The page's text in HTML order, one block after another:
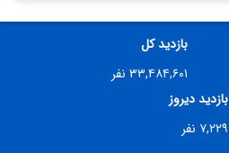
بازدید کل
۳۳,۴۸۴,۶۰۱ نفر
بازدید دیروز
۷,۲۲۹ نفر